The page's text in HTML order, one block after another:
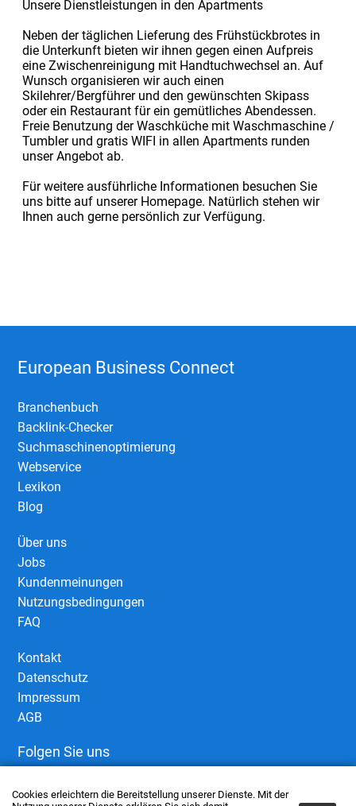
Cookies erleichtern die Bereitstellung unserer Dienste. Mit der
Unsere Dienstleistungen in den Apartments
Neben der täglichen Lieferung des Frühstückbrotes in
die Unterkunft bieten wir ihnen gegen einen Aufpreis
eine Zwischenreinigung mit Handtuchwechsel an. Auf
Wunsch organisieren wir auch einen
Skilehrer/Bergführer und den gewünschten Skipass
oder ein Restaurant für ein gemütliches Abendessen.
Freie Benutzung der Waschküche mit Waschmaschine /
Tumbler und gratis WIFI in allen Apartments runden
unser Angebot ab.
Für weitere ausführliche Informationen besuchen Sie
uns bitte auf unserer Homepage. Natürlich stehen wir
Ihnen auch gerne persönlich zur Verfügung.
European Business Connect
Branchenbuch
Backlink-Checker
Suchmaschinenoptimierung
Webservice
Lexikon
Blog
Über uns
Jobs
Kundenmeinungen
Nutzungsbedingungen
FAQ
Kontakt
Datenschutz
Impressum
AGB
Folgen Sie uns